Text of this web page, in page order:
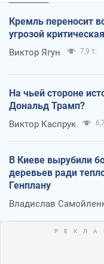
Кремль переносит
угрозой
Виктор Ягун 7,9 т.
На чьей стороне
Дональд Трамп?
Виктор Каспрук
В Киеве вырубили
деревьев ради
Генплану
Владислав